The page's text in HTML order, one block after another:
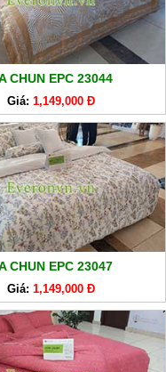
CHUN EPC 23044
Giá: 1,149,000 Đ
CHUN EPC 23047
Giá: 1,149,000 Đ